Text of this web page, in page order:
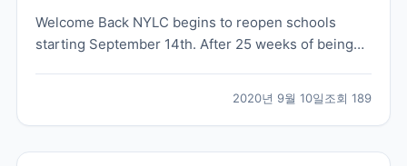
Welcome Back NYLC begins to reopen schools
starting September 14th. After 25 weeks of being
2020년 9월 10일조회 189